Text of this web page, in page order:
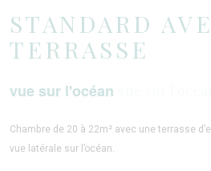
STANDARD
TERRASSE
vue sur l'océan
Chambre de 20 à 22m² avec une terrasse
vue latérale sur l’océan.